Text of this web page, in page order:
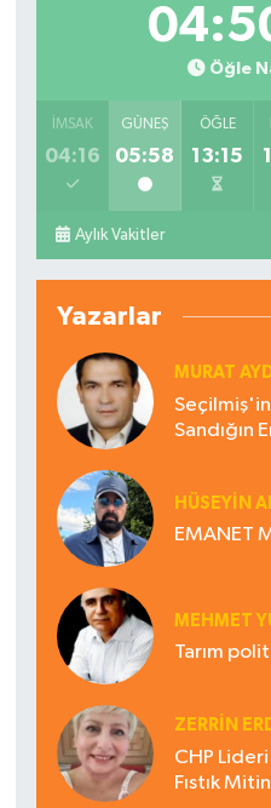
Öğle
İMSAK
04:16
GÜNEŞ
05:58
ÖĞLE
13:15
Aylık Vakitler
Yazarlar
MURAT
Sandığın
HÜSEYIN
EMANET
MEHMET
Tarım
ZERRIN
CHP
Fıstık